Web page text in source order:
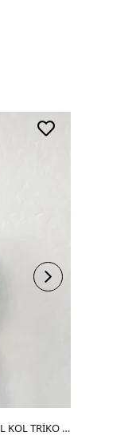
YARIM FERMUAR DETAY İSPANYOL KOL TRİKO SİYAH